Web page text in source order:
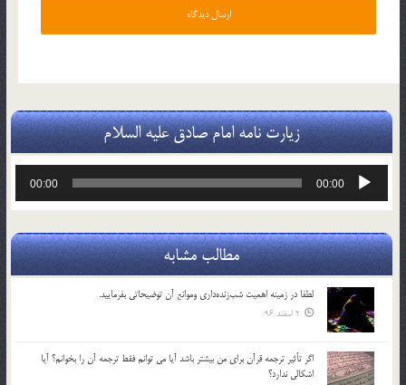
زیارت نامه امام صادق علیه السلام
پخش‌کننده
00:00
00:00
مطالب مشابه
لطفا در زمينه اهميت شب‌زنده‌داري وموانع آن توضيحاتي بفرماييد.
2 اسفند 96
اگر تأثير ترجمه قرآن براي من بيشتر باشد آيا مي توانم فقط ترجمه آن را بخوانم؟ آيا
اشكالي ندارد؟